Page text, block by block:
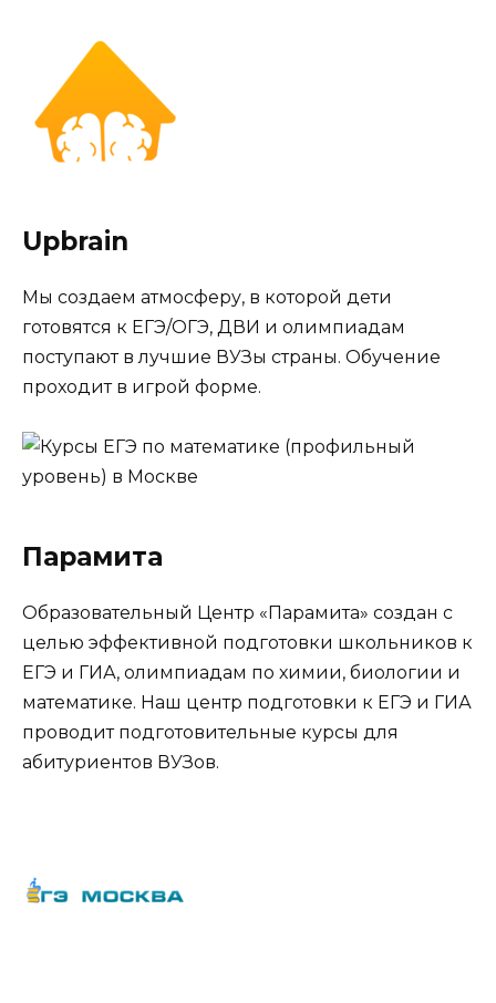
Upbrain
Мы создаем атмосферу, в которой дети
готовятся к ЕГЭ/ОГЭ, ДВИ и олимпиадам
поступают в лучшие ВУЗы страны. Обучение
проходит в игрой форме.
Парамита
Образовательный Центр «Парамита» создан с
целью эффективной подготовки школьников к
ЕГЭ и ГИА, олимпиадам по химии, биологии и
математике. Наш центр подготовки к ЕГЭ и ГИА
проводит подготовительные курсы для
абитуриентов ВУЗов.